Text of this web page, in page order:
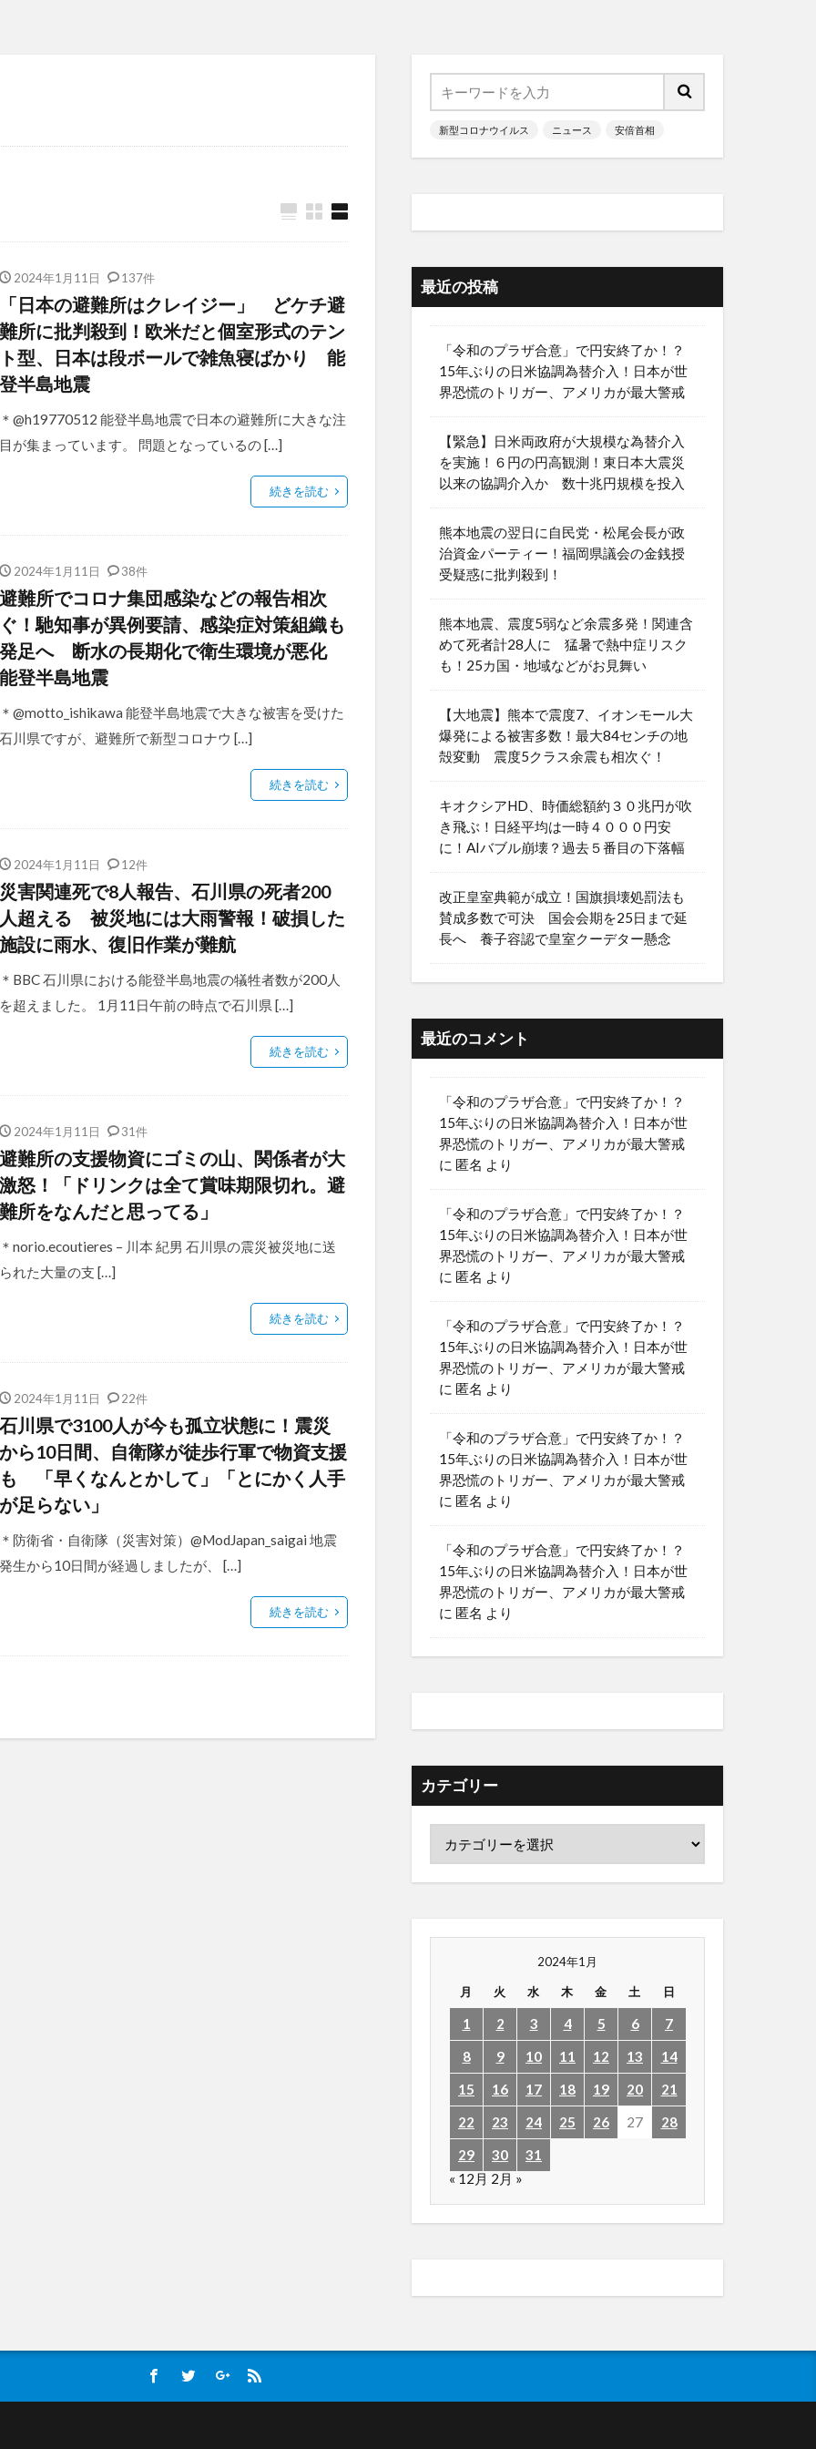
2024年1月11日 137件
「日本の避難所はクレイジー」 どケチ避
難所に批判殺到！欧米だと個室形式のテン
ト型、日本は段ボールで雑魚寝ばかり 能
登半島地震
＊@h19770512 能登半島地震で日本の避難所に大きな注
目が集まっています。 問題となっているの […]
続きを読む
2024年1月11日 38件
避難所でコロナ集団感染などの報告相次
ぐ！馳知事が異例要請、感染症対策組織も
発足へ 断水の長期化で衛生環境が悪化
能登半島地震
＊@motto_ishikawa 能登半島地震で大きな被害を受けた
石川県ですが、避難所で新型コロナウ […]
続きを読む
2024年1月11日 12件
災害関連死で8人報告、石川県の死者200
人超える 被災地には大雨警報！破損した
施設に雨水、復旧作業が難航
＊BBC 石川県における能登半島地震の犠牲者数が200人
を超えました。 1月11日午前の時点で石川県 […]
続きを読む
2024年1月11日 31件
避難所の支援物資にゴミの山、関係者が大
激怒！「ドリンクは全て賞味期限切れ。避
難所をなんだと思ってる」
＊norio.ecoutieres – 川本 紀男 石川県の震災被災地に送
られた大量の支 […]
続きを読む
2024年1月11日 22件
石川県で3100人が今も孤立状態に！震災
から10日間、自衛隊が徒歩行軍で物資支援
も 「早くなんとかして」「とにかく人手
が足らない」
＊防衛省・自衛隊（災害対策）@ModJapan_saigai 地震
発生から10日間が経過しましたが、 […]
続きを読む
新型コロナウイルス ニュース 安倍首相
最近の投稿
「令和のプラザ合意」で円安終了か！？
15年ぶりの日米協調為替介入！日本が世
界恐慌のトリガー、アメリカが最大警戒
【緊急】日米両政府が大規模な為替介入
を実施！６円の円高観測！東日本大震災
以来の協調介入か 数十兆円規模を投入
熊本地震の翌日に自民党・松尾会長が政
治資金パーティー！福岡県議会の金銭授
受疑惑に批判殺到！
熊本地震、震度5弱など余震多発！関連含
めて死者計28人に 猛暑で熱中症リスク
も！25カ国・地域などがお見舞い
【大地震】熊本で震度7、イオンモール大
爆発による被害多数！最大84センチの地
殻変動 震度5クラス余震も相次ぐ！
キオクシアHD、時価総額約３０兆円が吹
き飛ぶ！日経平均は一時４０００円安
に！AIバブル崩壊？過去５番目の下落幅
改正皇室典範が成立！国旗損壊処罰法も
賛成多数で可決 国会会期を25日まで延
長へ 養子容認で皇室クーデター懸念
最近のコメント
「令和のプラザ合意」で円安終了か！？
15年ぶりの日米協調為替介入！日本が世
界恐慌のトリガー、アメリカが最大警戒
に 匿名 より
「令和のプラザ合意」で円安終了か！？
15年ぶりの日米協調為替介入！日本が世
界恐慌のトリガー、アメリカが最大警戒
に 匿名 より
「令和のプラザ合意」で円安終了か！？
15年ぶりの日米協調為替介入！日本が世
界恐慌のトリガー、アメリカが最大警戒
に 匿名 より
「令和のプラザ合意」で円安終了か！？
15年ぶりの日米協調為替介入！日本が世
界恐慌のトリガー、アメリカが最大警戒
に 匿名 より
「令和のプラザ合意」で円安終了か！？
15年ぶりの日米協調為替介入！日本が世
界恐慌のトリガー、アメリカが最大警戒
に 匿名 より
カテゴリー
2024年1月
月 火 水 木 金 土 日
1 2 3 4 5 6
7
8
9 10 11 12 13
14
15
16 17 18 19 20
21
22
23 24 25 26 27
28
29
30
31
« 12月 2月 »